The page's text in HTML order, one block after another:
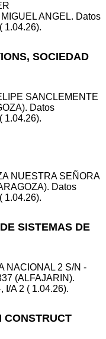
ANGEL. Datos
1.04.26).
SOCIEDAD
SANCLEMENTE
Datos
1.04.26).
NUESTRA SEÑORA
Datos
1.04.26).
SISTEMAS DE
NACIONAL 2 S/N -
(ALFAJARIN).
I/A 2 ( 1.04.26).
CONSTRUCT